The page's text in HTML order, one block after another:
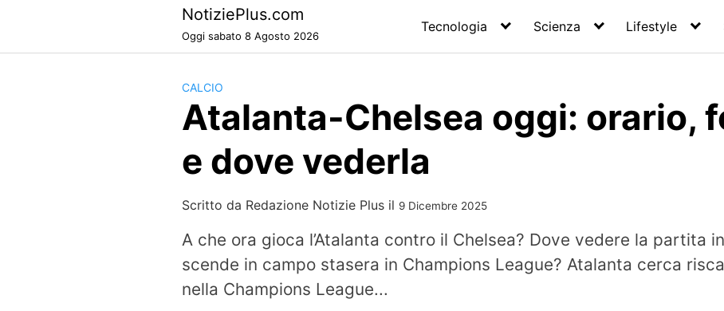
NotiziePlus.com
Oggi sabato 8 Agosto 2026
Tecnologia Scienza Lifestyle
CALCIO
Atalanta-Chelsea oggi: orario,
e dove vederla
Scritto da Redazione Notizie Plus il 9 Dicembre 2025
A che ora gioca l’Atalanta contro il Chelsea? Dove vedere la partita
scende in campo stasera in Champions League? Atalanta cerca
nella Champions League...